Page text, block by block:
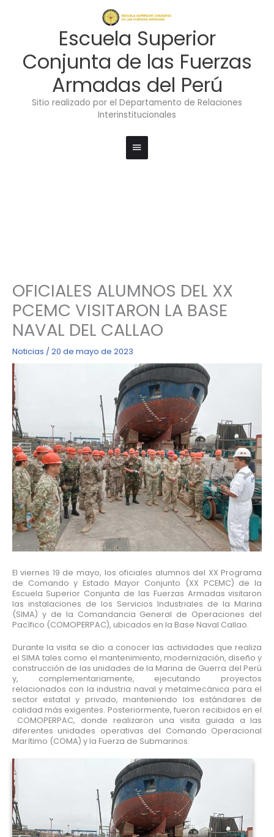
Escuela Superior
Conjunta de las Fuerzas
Armadas del Perú
Sitio realizado por el Departamento de Relaciones
Interinstitucionales
principal
OFICIALES ALUMNOS DEL XX
PCEMC VISITARON LA BASE
NAVAL DEL CALLAO
Noticias / 20 de mayo de 2023
El viernes 19 de mayo, los oficiales alumnos del XX Programa
de Comando y Estado Mayor Conjunto (XX PCEMC) de la
Escuela Superior Conjunta de las Fuerzas Armadas visitaron
las instalaciones de los Servicios Industriales de la Marina
(SIMA) y de la Comandancia General de Operaciones del
Pacífico (COMOPERPAC), ubicados en la Base Naval Callao.
Durante la visita se dio a conocer las actividades que realiza
el SIMA tales como el mantenimiento, modernización, diseño y
construcción de las unidades de la Marina de Guerra del Perú
y, complementariamente, ejecutando proyectos
relacionados con la industria naval y metalmecánica para el
sector estatal y privado, manteniendo los estándares de
calidad más exigentes. Posteriormente, fueron recibidos en el
COMOPERPAC, donde realizaron una visita guiada a las
diferentes unidades operativas del Comando Operacional
Marítimo (COMA) y la Fuerza de Submarinos.